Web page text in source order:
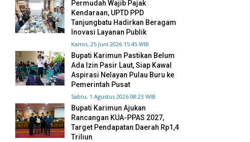
Permudah Wajib Pajak
Kendaraan, UPTD PPD
Tanjungbatu Hadirkan Beragam
Inovasi Layanan Publik
Kamis, 25 Juni 2026 15:45 WIB
Bupati Karimun Pastikan Belum
Ada Izin Pasir Laut, Siap Kawal
Aspirasi Nelayan Pulau Buru ke
Pemerintah Pusat
Sabtu, 1 Agustus 2026 08:23 WIB
Bupati Karimun Ajukan
Rancangan KUA-PPAS 2027,
Target Pendapatan Daerah Rp1,4
Triliun